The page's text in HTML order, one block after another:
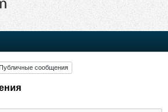
сообщения